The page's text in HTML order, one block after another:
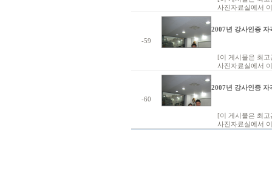
사진자료실에서
-59
2007년 강사인증 자
[이 게시물은 최고
사진자료실에서
-60
2007년 강사인증 자
[이 게시물은 최고
사진자료실에서